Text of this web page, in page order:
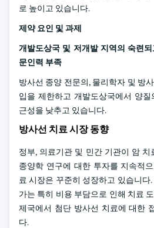
로 높이고 있습니다.
제약 요인 및 과제
개발도상국 및 저개발 지역의 숙련
문인력 부족
방사선 종양 전문의, 물리학자 및 방
입을 제한하고 개발도상국에서 양
근성을 낮추고 있습니다.
방사선 치료 시장 동향
정부, 의료기관 및 민간 기관이 암 치
종양학 연구에 대한 투자를 지속적
료 시장은 꾸준히 성장하고 있습니다
가는 특히 비용 부담으로 인해 치료
제국에서 첨단 방사선 치료에 대한
다.